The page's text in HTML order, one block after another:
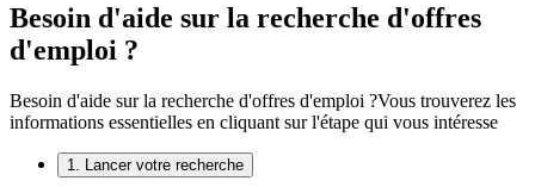
Besoin d'aide sur la recherche d'offres
d'emploi ?
Besoin d'aide sur la recherche d'offres d'emploi ?Vous trouverez les
informations essentielles en cliquant sur l'étape qui vous intéresse
1. Lancer votre recherche